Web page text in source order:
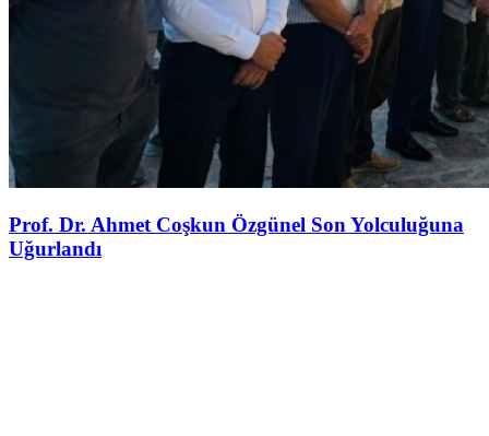
Prof. Dr. Ahmet Coşkun Özgünel Son Yolculuğuna
Uğurlandı